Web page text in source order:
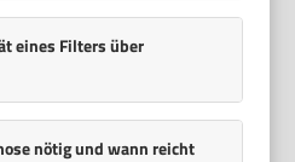
eines Filters über
nötig und wann reicht